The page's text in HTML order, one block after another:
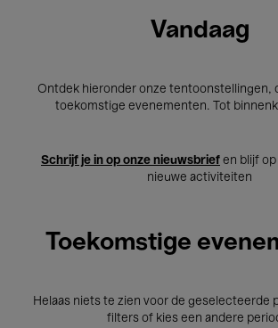
Vandaag
Ontdek hieronder onze tentoonstellingen,
toekomstige evenementen. Tot
Schrijf je in op onze nieuwsbrief en blijf
nieuwe activiteiten
Toekomstige
Helaas niets te zien voor de geselecteerde
filters of kies een andere